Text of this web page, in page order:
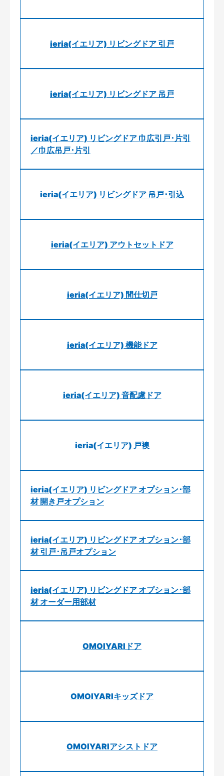
ieria(イエリア) リビングドア 引戸
ieria(イエリア) リビングドア 吊戸
ieria(イエリア) リビングドア 巾広引戸･片引
／巾広吊戸･片引
ieria(イエリア) リビングドア 吊戸･引込
ieria(イエリア) アウトセットドア
ieria(イエリア) 間仕切戸
ieria(イエリア) 機能ドア
ieria(イエリア) 音配慮ドア
ieria(イエリア) 戸襖
ieria(イエリア) リビングドア オプション･部
材 開き戸オプション
ieria(イエリア) リビングドア オプション･部
材 引戸･吊戸オプション
ieria(イエリア) リビングドア オプション･部
材 オーダー用部材
OMOIYARIドア
OMOIYARIキッズドア
OMOIYARIアシストドア